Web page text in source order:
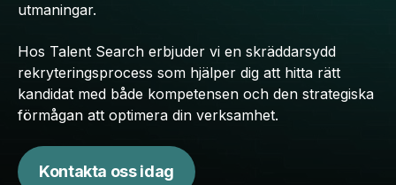
utmaningar.
Hos Talent Search erbjuder vi en skräddarsydd
rekryteringsprocess som hjälper dig att hitta rätt
kandidat med både kompetensen och den strategiska
förmågan att optimera din verksamhet.
Kontakta oss idag